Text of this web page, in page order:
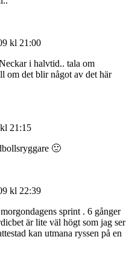
kl 21:00
i halvtid.. tala om
om det blir något av det här
21:15
🙁
kl 22:39
sprint . 6 gånger
är lite väl högt som jag ser
kan utmana ryssen på en